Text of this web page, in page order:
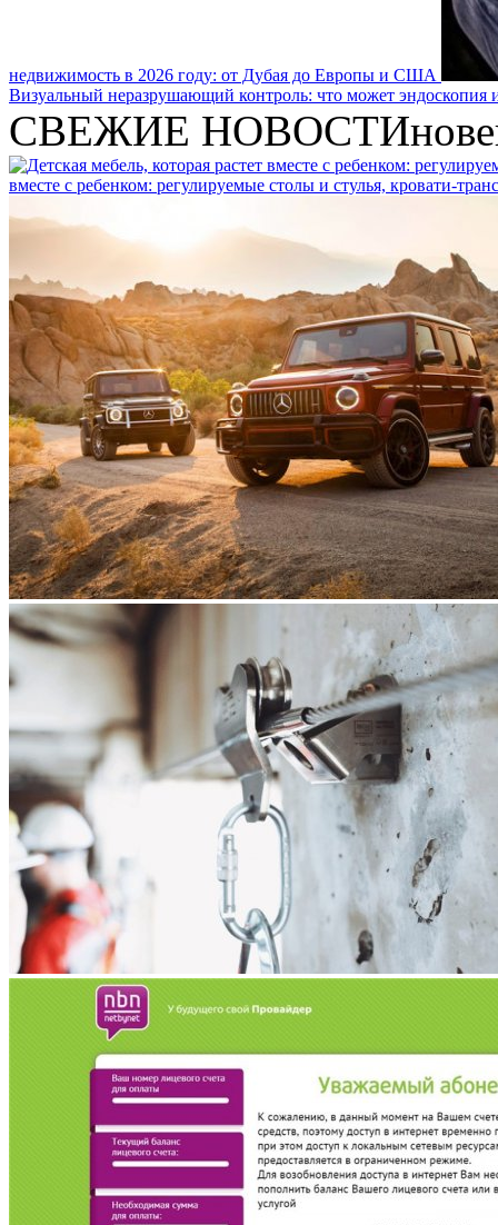
недвижимость в 2026 году: от Дубая до Европы и США
Визуальный неразрушающий контроль: что может эндоскопия
СВЕЖИЕ НОВОСТИ
вместе с ребенком: регулируемые столы и стулья, кровати-